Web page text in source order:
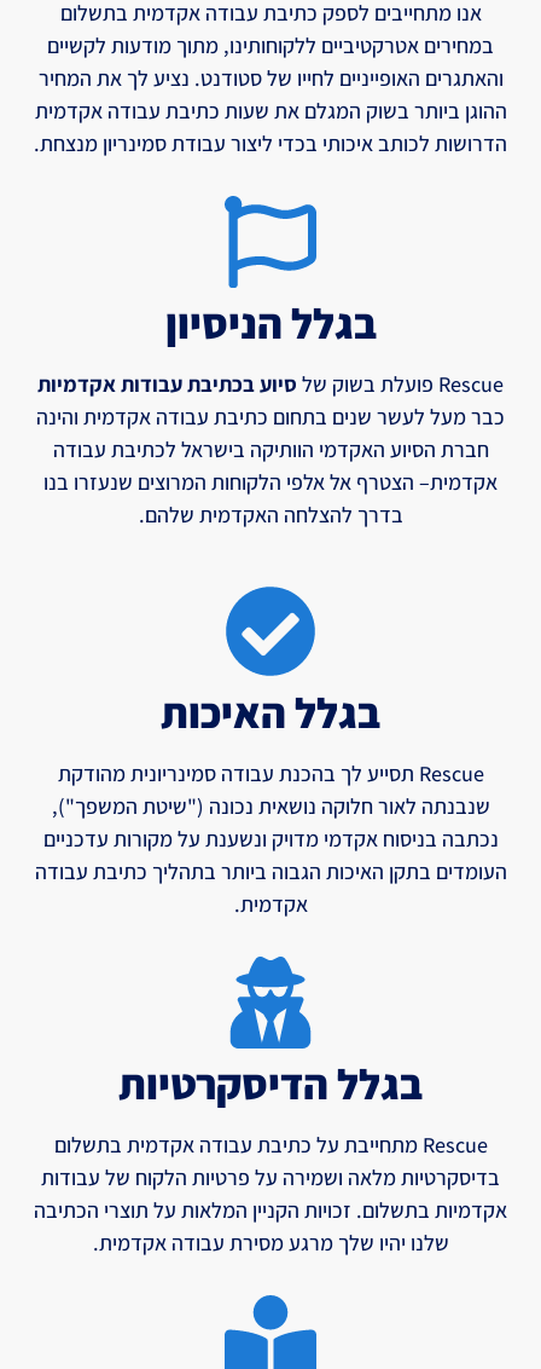
אנו מתחייבים לספק כתיבת עבודה אקדמית בתשלום
במחירים אטרקטיביים ללקוחותינו, מתוך מודעות לקשיים
והאתגרים האופייניים לחייו של סטודנט. נציע לך את המחיר
ההוגן ביותר בשוק המגלם את שעות כתיבת עבודה אקדמית
הדרושות לכותב איכותי בכדי ליצור עבודת סמינריון מנצחת.
בגלל הניסיון
Rescue פועלת בשוק של
סיוע בכתיבת עבודות אקדמיות
כבר מעל לעשר שנים בתחום כתיבת עבודה אקדמית והינה
חברת הסיוע האקדמי הוותיקה בישראל לכתיבת עבודה
אקדמית– הצטרף אל אלפי הלקוחות המרוצים שנעזרו בנו
בדרך להצלחה האקדמית שלהם.
בגלל האיכות
Rescue תסייע לך בהכנת עבודה סמינריונית מהודקת
שנבנתה לאור חלוקה נושאית נכונה ("שיטת המשפך"),
נכתבה בניסוח אקדמי מדויק ונשענת על מקורות עדכניים
העומדים בתקן האיכות הגבוה ביותר בתהליך כתיבת עבודה
אקדמית.
בגלל הדיסקרטיות
Rescue מתחייבת על כתיבת עבודה אקדמית בתשלום
בדיסקרטיות מלאה ושמירה על פרטיות הלקוח של עבודות
אקדמיות בתשלום. זכויות הקניין המלאות על תוצרי הכתיבה
שלנו יהיו שלך מרגע מסירת עבודה אקדמית.